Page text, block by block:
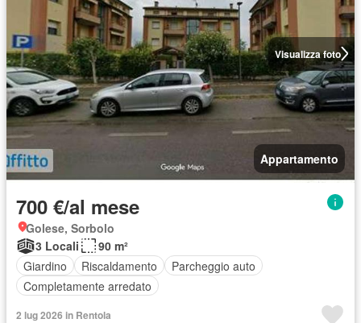
Visualizza foto
Appartamento
700 €/al mese
Golese, Sorbolo
3 Locali
90 m²
Giardino
Riscaldamento
Parcheggio auto
Completamente arredato
2 lug 2026 in Rentola